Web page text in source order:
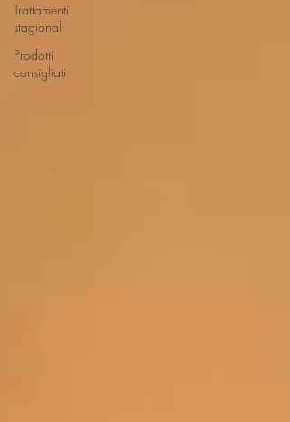
Trattamenti
stagionali
Prodotti
consigliati